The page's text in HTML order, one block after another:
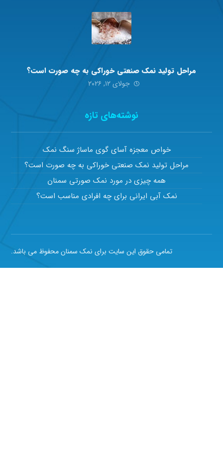
مراحل تولید نمک صنعتی خوراکی به چه صورت است؟
جولای ۱۲, ۲۰۲۶
نوشته‌های تازه
خواص معجزه آسای گوی ماساژ سنگ نمک
مراحل تولید نمک صنعتی خوراکی به چه صورت است؟
همه چیزی در مورد نمک صورتی سمنان
نمک آبی ایرانی برای چه افرادی مناسب است؟
تمامی حقوق این سایت برای نمک سمنان محفوظ می باشد.